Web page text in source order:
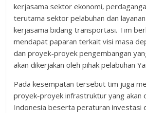
kerjasama sektor ekonomi,
terutama sektor pelabuhan dan
kerjasama bidang transportasi. Tim
mendapat paparan terkait visi masa
dan proyek-proyek pengembangan
akan dikerjakan oleh pihak pelabuhan
Pada kesempatan tersebut tim juga
proyek-proyek infrastruktur yang akan
Indonesia beserta peraturan investasi